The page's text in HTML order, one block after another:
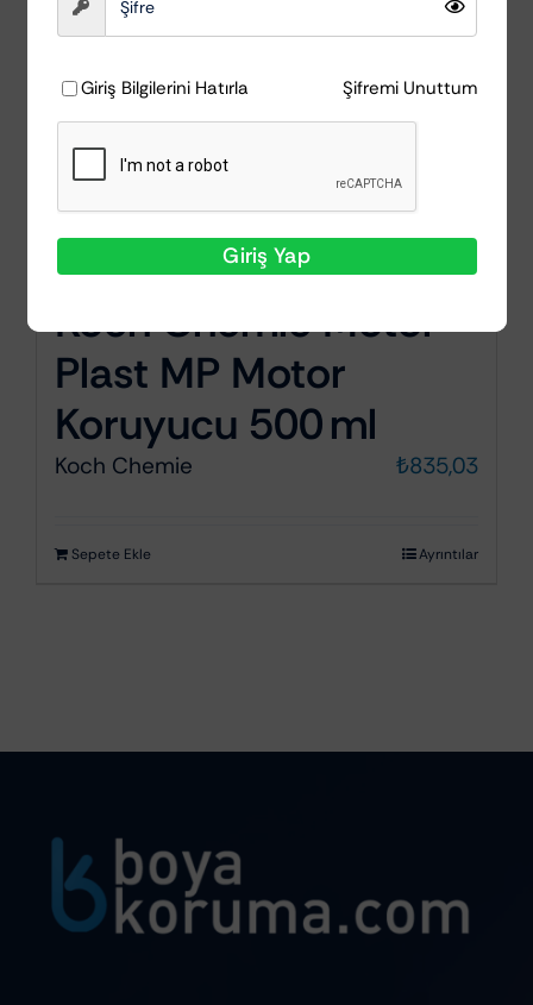
Koch Chemie Motor
Plast MP Motor
Koruyucu 500 ml
Koch Chemie ₺835,03
Sepete Ekle Ayrıntılar
Giriş Bilgilerini Hatırla Şifremi Unuttum
Giriş Yap